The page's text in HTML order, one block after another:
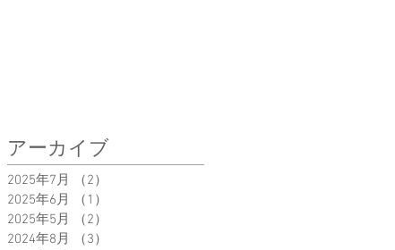
アーカイブ
2025年7月 （2）
2025年6月
（1）
2025年5月
（2）
2024年8月
（3）